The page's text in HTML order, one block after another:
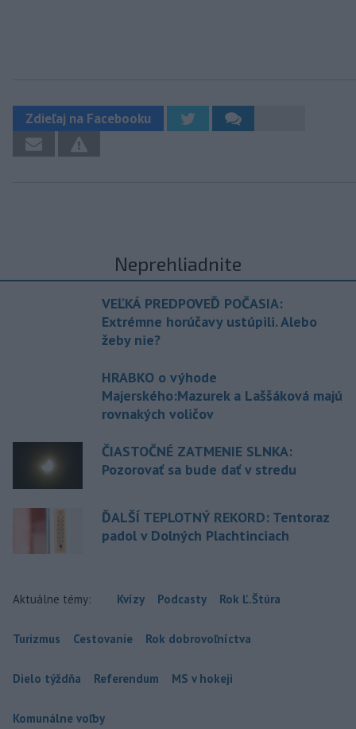
Zdieľaj na Facebooku
Neprehliadnite
VEĽKÁ PREDPOVEĎ POČASIA:
Extrémne horúčavy ustúpili. Alebo
žeby nie?
HRABKO o výhode
Majerského:Mazurek a Laššáková majú
rovnakých voličov
ČIASTOČNÉ ZATMENIE SLNKA:
Pozorovať sa bude dať v stredu
ĎALŠÍ TEPLOTNÝ REKORD: Tentoraz
padol v Dolných Plachtinciach
Aktuálne témy: Kvízy Podcasty Rok Ľ.Štúra
Turizmus Cestovanie Rok dobrovoľníctva
Dielo týždňa Referendum MS v hokeji
Komunálne voľby